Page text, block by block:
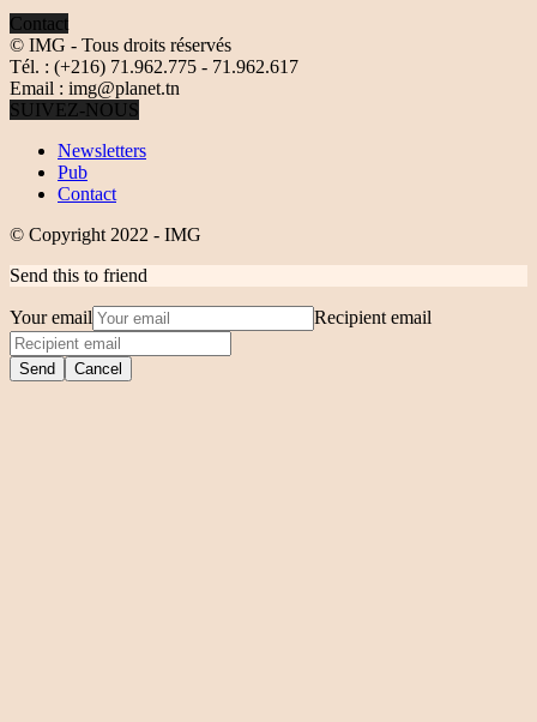
Contact
© IMG - Tous droits réservés
Tél. : (+216) 71.962.775 - 71.962.617
Email : img@planet.tn
SUIVEZ-NOUS
Newsletters
Pub
Contact
© Copyright 2022 - IMG
Send this to friend
Your email Recipient email
Send Cancel